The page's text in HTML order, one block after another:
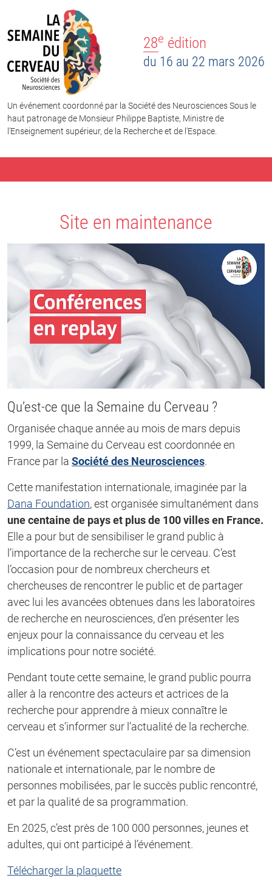
28e édition
du 16 au 22 mars 2026
Un événement coordonné par la Société des Neurosciences Sous le
haut patronage de Monsieur Philippe Baptiste, Ministre de
l’Enseignement supérieur, de la Recherche et de l'Espace.
Site en maintenance
Qu’est-ce que la Semaine du Cerveau ?
Organisée chaque année au mois de mars depuis
1999, la Semaine du Cerveau est coordonnée en
France par la Société des Neurosciences.
Cette manifestation internationale, imaginée par la
Dana Foundation, est organisée simultanément dans
une centaine de pays et plus de 100 villes en France.
Elle a pour but de sensibiliser le grand public à
l’importance de la recherche sur le cerveau. C’est
l’occasion pour de nombreux chercheurs et
chercheuses de rencontrer le public et de partager
avec lui les avancées obtenues dans les laboratoires
de recherche en neurosciences, d’en présenter les
enjeux pour la connaissance du cerveau et les
implications pour notre société.
Pendant toute cette semaine, le grand public pourra
aller à la rencontre des acteurs et actrices de la
recherche pour apprendre à mieux connaître le
cerveau et s’informer sur l’actualité de la recherche.
C’est un événement spectaculaire par sa dimension
nationale et internationale, par le nombre de
personnes mobilisées, par le succès public rencontré,
et par la qualité de sa programmation.
En 2025, c’est près de 100 000 personnes, jeunes et
adultes, qui ont participé à l’événement.
Télécharger la plaquette